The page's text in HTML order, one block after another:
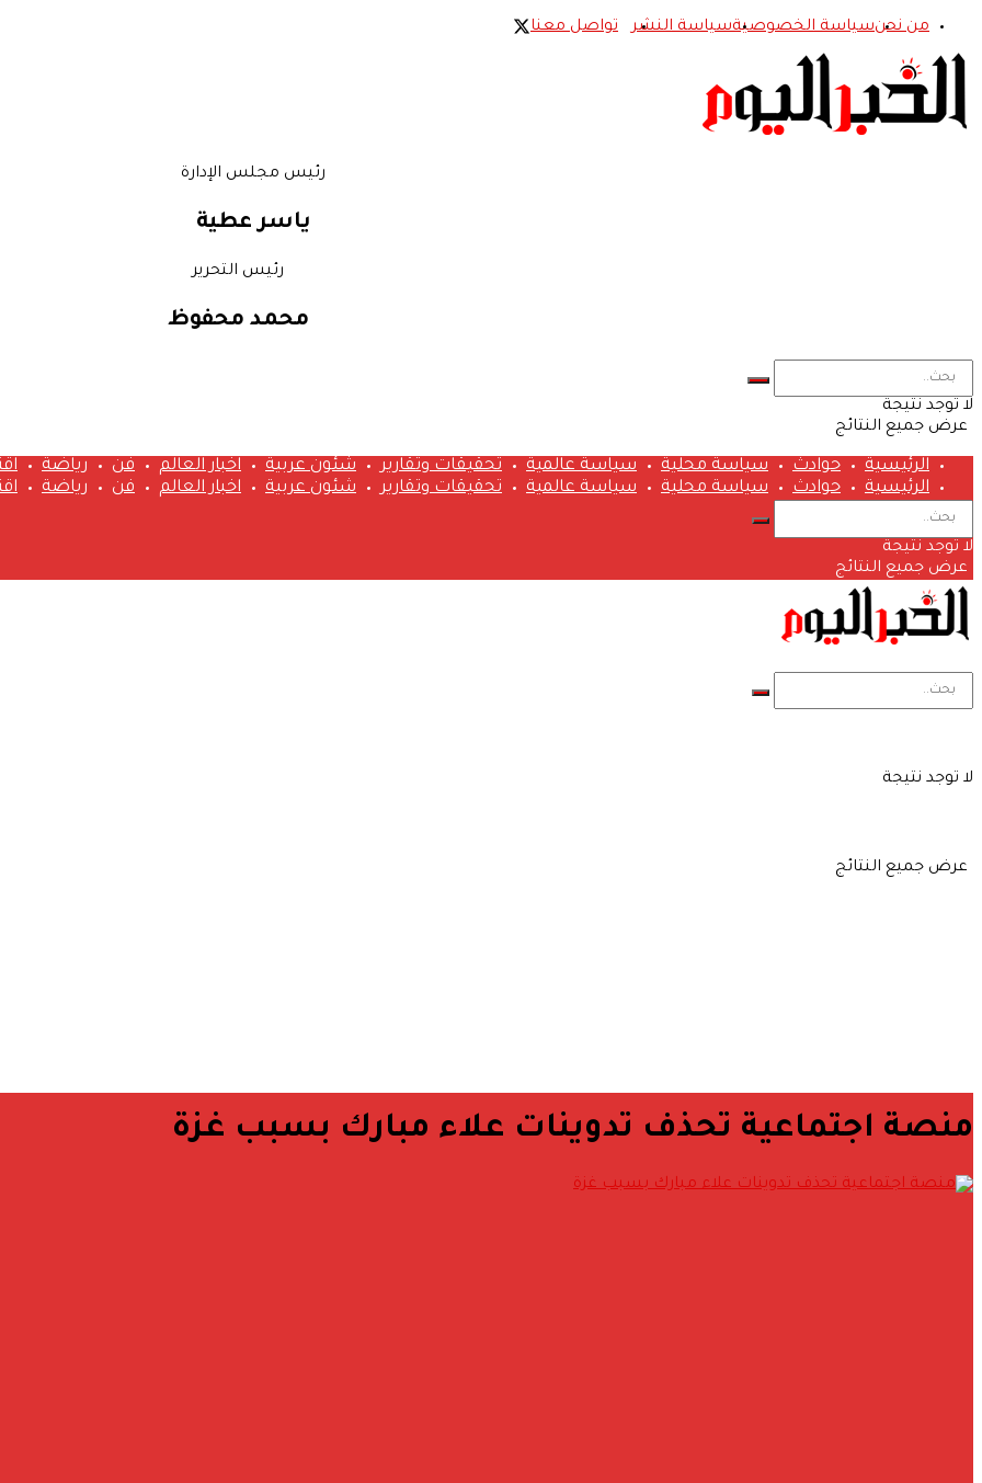
من نحنسياسة الخصوصيةسياسة النشر تواصل معنا
رئيس مجلس الإدارة
ياسر عطية
رئيس التحرير
محمد محفوظ
لا توجد نتيجة
عرض جميع النتائج
الرئيسية حوادث سياسة محلية سياسة عالمية تحقيقات وتقارير شئون عربية اخبار العالم فن رياضة
الرئيسية
حوادث سياسة محلية سياسة عالمية تحقيقات وتقارير شئون عربية اخبار العالم فن رياضة
لا توجد نتيجة
عرض جميع النتائج
لا توجد نتيجة
عرض جميع النتائج
منصة اجتماعية تحذف تدوينات علاء مبارك بسبب غزة